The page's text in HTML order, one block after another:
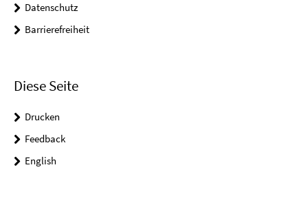
Datenschutz
Barrierefreiheit
Diese Seite
Drucken
Feedback
English